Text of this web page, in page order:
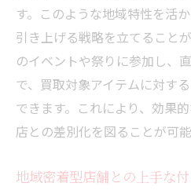
す。このような地域特性を活
引き上げる戦略を立てること
のイベントや祭りに参加し、
で、買取対象アイテムに対す
できます。これにより、効果
店との差別化を図ることが可能
地域密着型店舗との上手な